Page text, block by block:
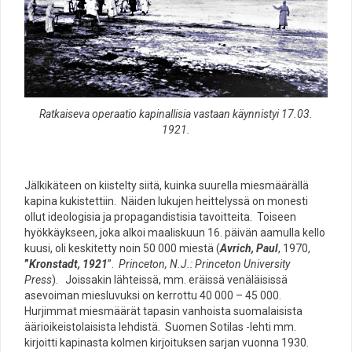
Ratkaiseva operaatio kapinallisia vastaan käynnistyi 17.03.
1921.
Jälkikäteen on kiistelty siitä, kuinka suurella miesmäärällä
kapina kukistettiin. Näiden lukujen heittelyssä on monesti
ollut ideologisia ja propagandistisia tavoitteita. Toiseen
hyökkäykseen, joka alkoi maaliskuun 16. päivän aamulla kello
kuusi, oli keskitetty noin 50 000 miestä (Avrich, Paul, 1970,
”Kronstadt, 1921”. Princeton, N.J.: Princeton University
Press). Joissakin lähteissä, mm. eräissä venäläisissä
asevoiman miesluvuksi on kerrottu 40 000 – 45 000.
Hurjimmat miesmäärät tapasin vanhoista suomalaisista
äärioikeistolaisista lehdistä. Suomen Sotilas -lehti mm.
kirjoitti kapinasta kolmen kirjoituksen sarjan vuonna 1930.